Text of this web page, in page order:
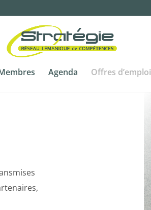
Agenda Offres d’emploi